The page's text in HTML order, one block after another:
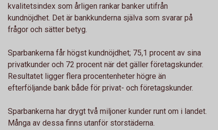
kvalitetsindex som årligen rankar banker utifrån
kundnöjdhet. Det är bankkunderna själva som svarar på
frågor och sätter betyg.
Sparbankerna får högst kundnöjdhet; 75,1 procent av sina
privatkunder och 72 procent när det gäller företagskunder.
Resultatet ligger flera procentenheter högre än
efterföljande bank både för privat- och företagskunder.
Sparbankerna har drygt två miljoner kunder runt om i landet.
Många av dessa finns utanför storstäderna.